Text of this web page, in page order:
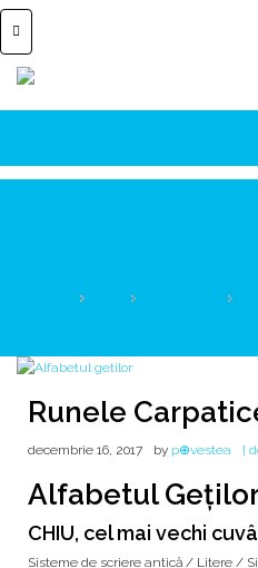
Runele
decembrie 16, 2017 by p⊕vestea [
Alfabetul
CHIU, cel mai vechi
Sisteme de scriere antică / Litere /